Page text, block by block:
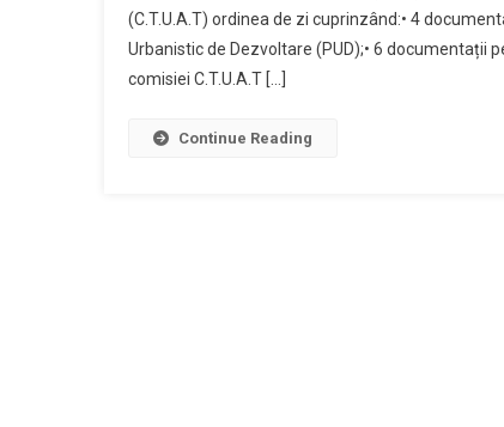
(C.T.U.A.T) ordinea de zi cuprinzând:• 4
Urbanistic de Dezvoltare (PUD);• 6 documentații
comisiei C.T.U.A.T […]
Continue Reading